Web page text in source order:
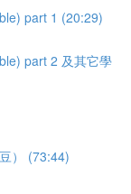
part 1 (20:29)
part 2 及其它學
） (73:44)